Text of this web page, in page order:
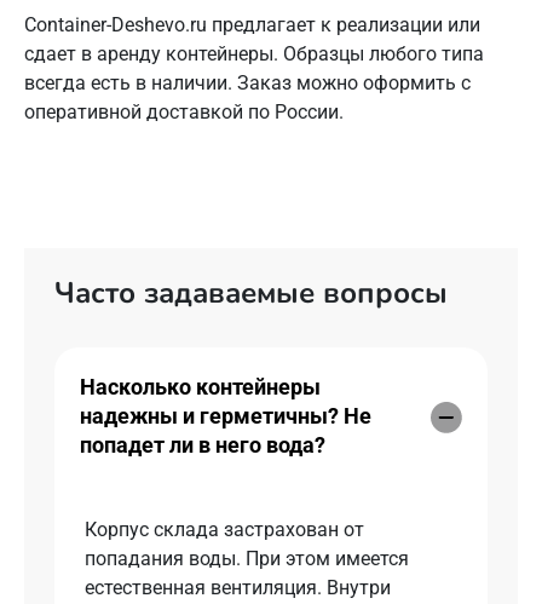
Container-Deshevo.ru предлагает к реализации или
сдает в аренду контейнеры. Образцы любого типа
всегда есть в наличии. Заказ можно оформить с
оперативной доставкой по России.
Часто задаваемые вопросы
Насколько контейнеры
надежны и герметичны? Не
попадет ли в него вода?
Корпус склада застрахован от
попадания воды. При этом имеется
естественная вентиляция. Внутри